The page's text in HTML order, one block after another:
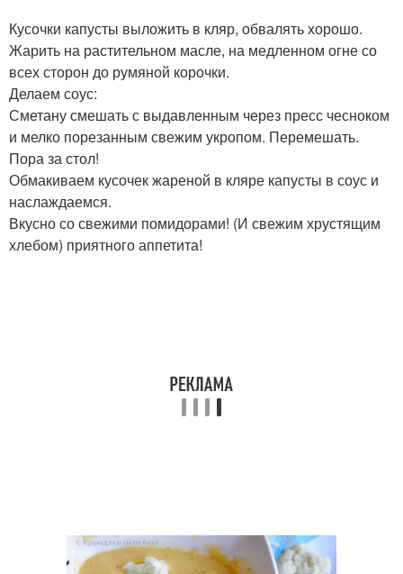
Кусочки капусты выложить в кляр, обвалять хорошо.
Жарить на растительном масле, на медленном огне со
всех сторон до румяной корочки.
Делаем соус:
Сметану смешать с выдавленным через пресс чесноком
и мелко порезанным свежим укропом. Перемешать.
Пора за стол!
Обмакиваем кусочек жареной в кляре капусты в соус и
наслаждаемся.
Вкусно со свежими помидорами! (И свежим хрустящим
хлебом) приятного аппетита!